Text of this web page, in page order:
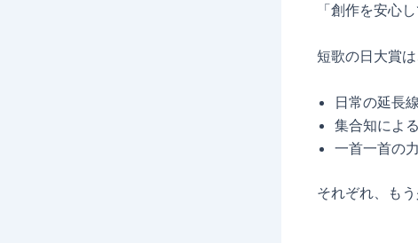
「創作を安心
短歌の日大賞
日常の延長
集合知によ
一首一首の
それぞれ、も